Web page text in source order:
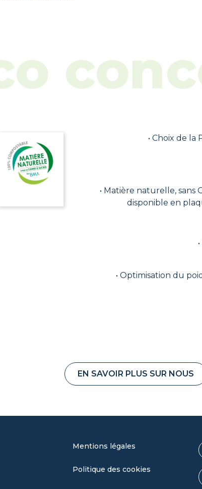
• Choix de la
• Matière naturelle, sans
disponible en
• Optimisation du
EN SAVOIR PLUS SUR NOUS
Mentions légales
Politique des cookies